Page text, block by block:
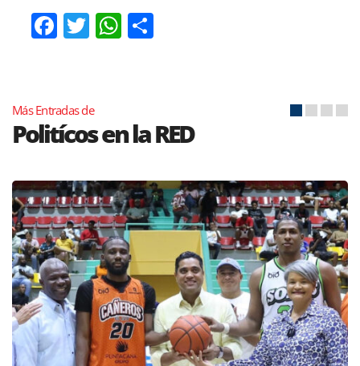
Facebook
TwitterWhatsApp
Más Entradas de
Politícos en la RED